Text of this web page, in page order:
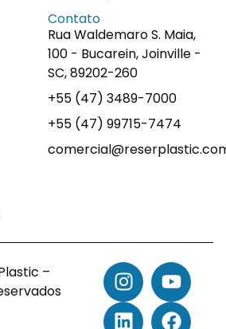
Contato
Rua Waldemaro S. Maia,
100 - Bucarein, Joinville -
SC, 89202-260
+55 (47) 3489-7000
+55 (47) 99715-7474
–